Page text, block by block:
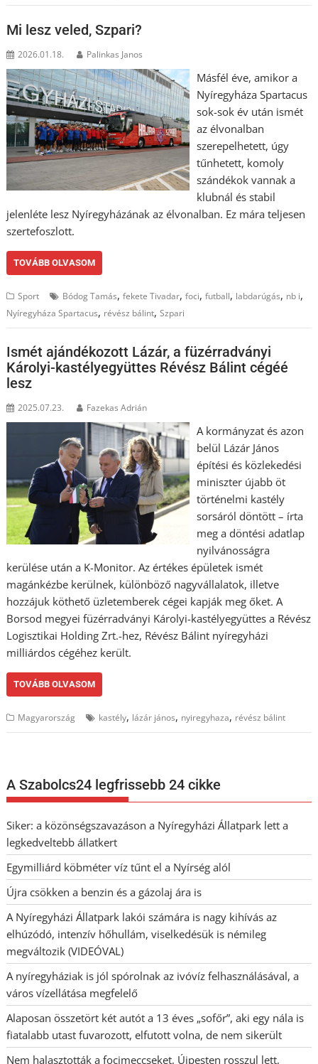
Mi lesz veled, Szpari?
2026.01.18. Palinkas Janos
Másfél éve, amikor a
Nyíregyháza Spartacus
sok-sok év után ismét
az élvonalban
szerepelhetett, úgy
tűnhetett, komoly
szándékok vannak a
klubnál és stabil
jelenléte lesz Nyíregyházának az élvonalban. Ez mára teljesen
szertefoszlott.
TOVÁBB OLVASOM
Sport Bódog Tamás,fekete Tivadar,foci,futball, labdarúgás, nb i,
Nyíregyháza Spartacus, révész bálint,Szpari
Ismét ajándékozott Lázár, a füzérradványi
Károlyi-kastélyegyüttes Révész Bálint cégéé
lesz
2025.07.23. Fazekas Adrián
A kormányzat és azon
belül Lázár János
építési és közlekedési
miniszter újabb öt
történelmi kastély
sorsáról döntött – írta
meg a döntési adatlap
nyilvánosságra
kerülése után a K-Monitor. Az értékes épületek ismét
magánkézbe kerülnek, különböző nagyvállalatok, illetve
hozzájuk köthető üzletemberek cégei kapják meg őket. A
Borsod megyei füzérradványi Károlyi-kastélyegyüttes a Révész
Logisztikai Holding Zrt.-hez, Révész Bálint nyíregyházi
milliárdos cégéhez került.
TOVÁBB OLVASOM
Magyarország kastély, lázár jános, nyiregyhaza, révész bálint
A Szabolcs24 legfrissebb 24 cikke
Siker: a közönségszavazáson a Nyíregyházi Állatpark lett a
legkedveltebb állatkert
Egymilliárd köbméter víz tűnt el a Nyírség alól
Újra csökken a benzin és a gázolaj ára is
A Nyíregyházi Állatpark lakói számára is nagy kihívás az
elhúzódó, intenzív hőhullám, viselkedésük is némileg
megváltozik (VIDEÓVAL)
A nyíregyháziak is jól spórolnak az ivóvíz felhasználásával, a
város vízellátása megfelelő
Alaposan összetört két autót a 13 éves „sofőr”, aki egy nála is
fiatalabb utast fuvarozott, elfutott volna, de nem sikerült
Nem halasztották a focimeccseket, Újpesten rosszul lett,